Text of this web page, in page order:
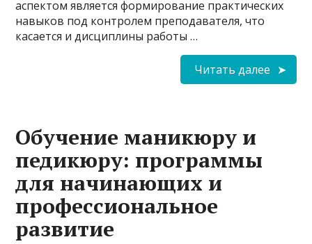
аспектом является формирование практических
навыков под контролем преподавателя, что
касается и дисциплины работы …
Читать далее
Обучение маникюру и
педикюру: программы
для начинающих и
профессиональное
развитие